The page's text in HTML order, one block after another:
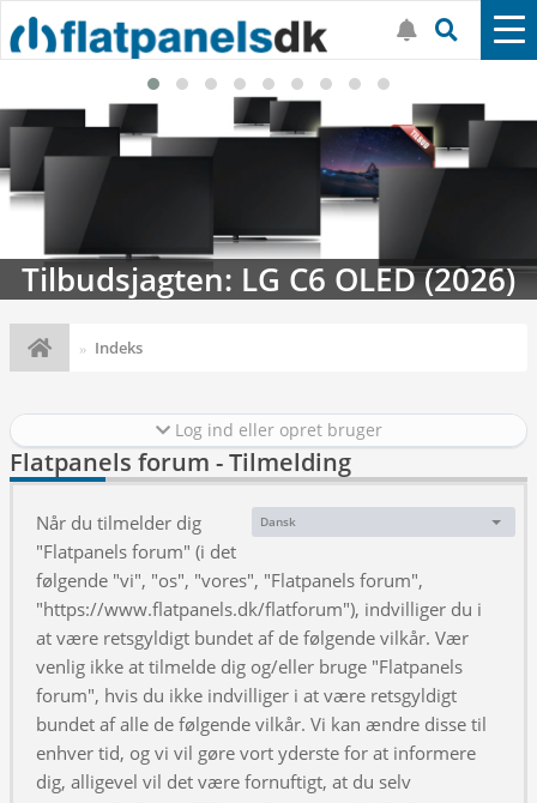
Tilbudsjagten: LG C6 OLED (2026)
Indeks
Log ind eller opret bruger
Flatpanels forum - Tilmelding
Sprog:
Dansk
Når du tilmelder dig
"Flatpanels forum" (i det
følgende "vi", "os", "vores", "Flatpanels forum",
"https://www.flatpanels.dk/flatforum"), indvilliger du i
at være retsgyldigt bundet af de følgende vilkår. Vær
venlig ikke at tilmelde dig og/eller bruge "Flatpanels
forum", hvis du ikke indvilliger i at være retsgyldigt
bundet af alle de følgende vilkår. Vi kan ændre disse til
enhver tid, og vi vil gøre vort yderste for at informere
dig, alligevel vil det være fornuftigt, at du selv